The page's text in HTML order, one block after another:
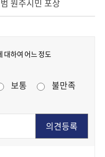
원주시민 포상
대하여 어느 정도
보통
불만족